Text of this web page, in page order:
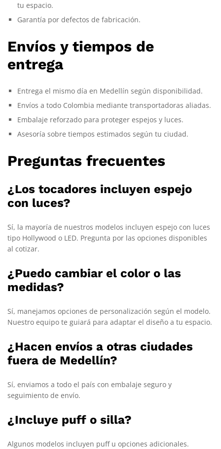
tu espacio.
Garantía por defectos de fabricación.
Envíos y tiempos de
entrega
Entrega el mismo día en Medellín según disponibilidad.
Envíos a todo Colombia mediante transportadoras aliadas.
Embalaje reforzado para proteger espejos y luces.
Asesoría sobre tiempos estimados según tu ciudad.
Preguntas frecuentes
¿Los tocadores incluyen espejo
con luces?
Sí, la mayoría de nuestros modelos incluyen espejo con luces
tipo Hollywood o LED. Pregunta por las opciones disponibles
al cotizar.
¿Puedo cambiar el color o las
medidas?
Sí, manejamos opciones de personalización según el modelo.
Nuestro equipo te guiará para adaptar el diseño a tu espacio.
¿Hacen envíos a otras ciudades
fuera de Medellín?
Sí, enviamos a todo el país con embalaje seguro y
seguimiento de envío.
¿Incluye puff o silla?
Algunos modelos incluyen puff u opciones adicionales.